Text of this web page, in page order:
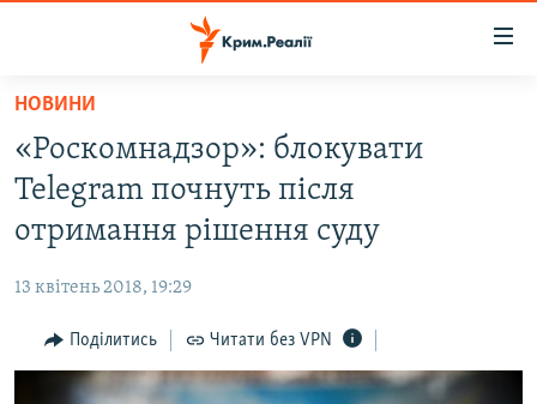
Перейти
основного
матеріалу
Перейти
до
основної
Перейти
до
ВОДА.КРИМ
ВІДЕО ТА ФОТО
БЛОГИ
ПОГЛЯД
ІНТЕРВ'Ю
НОВИНИ
«Роскомнадзор»: блокувати
Telegram почнуть після
отримання рішення суду
13 квітень 2018, 19:29
Поділитись Читати без VPN